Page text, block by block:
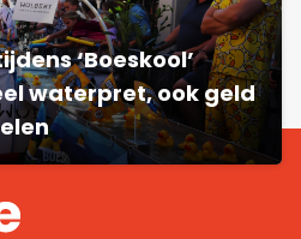
‘Boeskool’
waterpret, ook geld